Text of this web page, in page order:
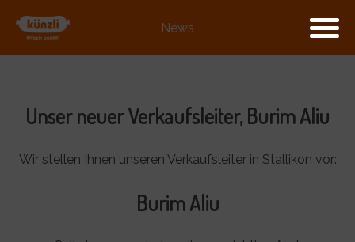
News
Unser neuer Verkaufsleiter, Burim Aliu
Wir stellen Ihnen unseren Verkaufsleiter in Stallikon vor:
Burim Aliu